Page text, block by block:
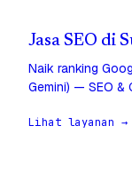
Jasa SEO di
Naik ranking
Gemini) — SEO &
Lihat layanan →